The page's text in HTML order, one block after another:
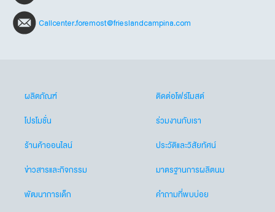
Callcenter.foremost@frieslandcampina.com
ผลิตภัณฑ์
โปรโมชั่น
ร้านค้าออนไลน์
ข่าวสารและกิจกรรม
พัฒนาการเด็ก
ติดต่อโฟร์โมสต์
ร่วมงานกับเรา
ประวัติและวิสัยทัศน์
มาตรฐานการผลิตนม
คำถามที่พบบ่อย